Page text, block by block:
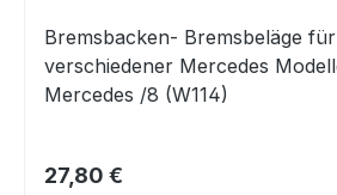
Bremsbacken- Bremsbeläge
verschiedener Mercedes
Mercedes /8
(W123) 2.0-3.0 (incl.
Regulärer Preis:
27,80 €